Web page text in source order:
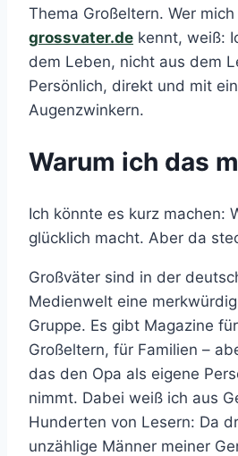
Thema Großeltern. Wer
grossvater.de kennt, weiß:
dem Leben, nicht aus dem
Persönlich, direkt und mit
Augenzwinkern.
Warum ich das
Ich könnte es kurz machen:
glücklich macht. Aber da
Großväter sind in der
Medienwelt eine
Gruppe. Es gibt Magazine
Großeltern, für Familien –
das den Opa als eigene
nimmt. Dabei weiß ich aus
Hunderten von Lesern: Da
unzählige Männer meiner